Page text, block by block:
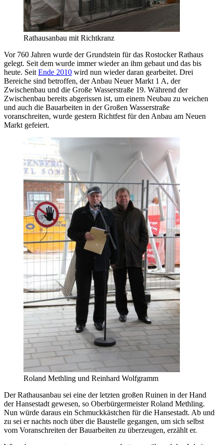
Rathausanbau mit Richtkranz
Vor 760 Jahren wurde der Grundstein für das Rostocker Rathaus
gelegt. Seit dem wurde immer wieder an ihm gebaut und das bis
heute. Seit Ende 2010 wird nun wieder daran gearbeitet. Drei
Bereiche sind betroffen, der Anbau Neuer Markt 1 A, der
Zwischenbau und die Große Wasserstraße 19. Während der
Zwischenbau bereits abgerissen ist, um einem Neubau zu weichen
und auch die Bauarbeiten in der Großen Wasserstraße
voranschreiten, wurde gestern Richtfest für den Anbau am Neuen
Markt gefeiert.
Roland Methling und Reinhard Wolfgramm
Der Rathausanbau sei eine der letzten großen Ruinen in der Hand
der Hansestadt gewesen, so Oberbürgermeister Roland Methling.
Nun würde daraus ein Schmuckkästchen für die Hansestadt. Ab und
zu sei er nachts noch über die Baustelle gegangen, um sich selbst
vom Voranschreiten der Bauarbeiten zu überzeugen, erzählt er.